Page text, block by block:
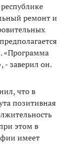
ремонт и
«Программа
- заверил он.
что в
позитивная
этом в
имеет